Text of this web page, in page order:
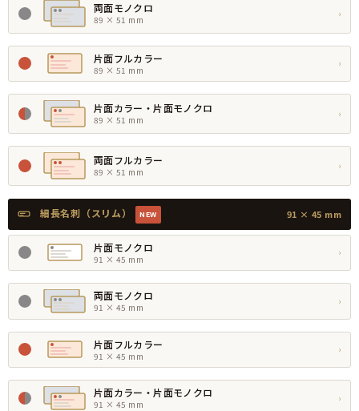
両面モノクロ
89 × 51 mm
›
片面フルカラー
89 × 51 mm
›
片面カラー・片面モノクロ
89 × 51 mm
›
両面フルカラー
89 × 51 mm
›
細長名刺（スリム） NEW 91 × 45 mm
片面モノクロ
91 × 45 mm
›
両面モノクロ
91 × 45 mm
›
片面フルカラー
91 × 45 mm
›
片面カラー・片面モノクロ
91 × 45 mm
›